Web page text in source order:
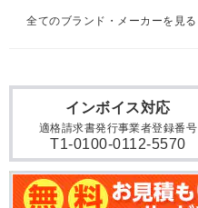
インボイス対応
適格請求書発行事業者登録番号
T1-0100-0112-5570
全てのブランド・メーカーを見る